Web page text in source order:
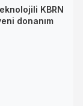
KBRN
donanım